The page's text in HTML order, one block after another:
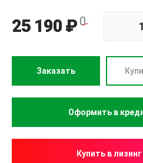
25 190 ₽ 0
Заказать
Купить в лизинг